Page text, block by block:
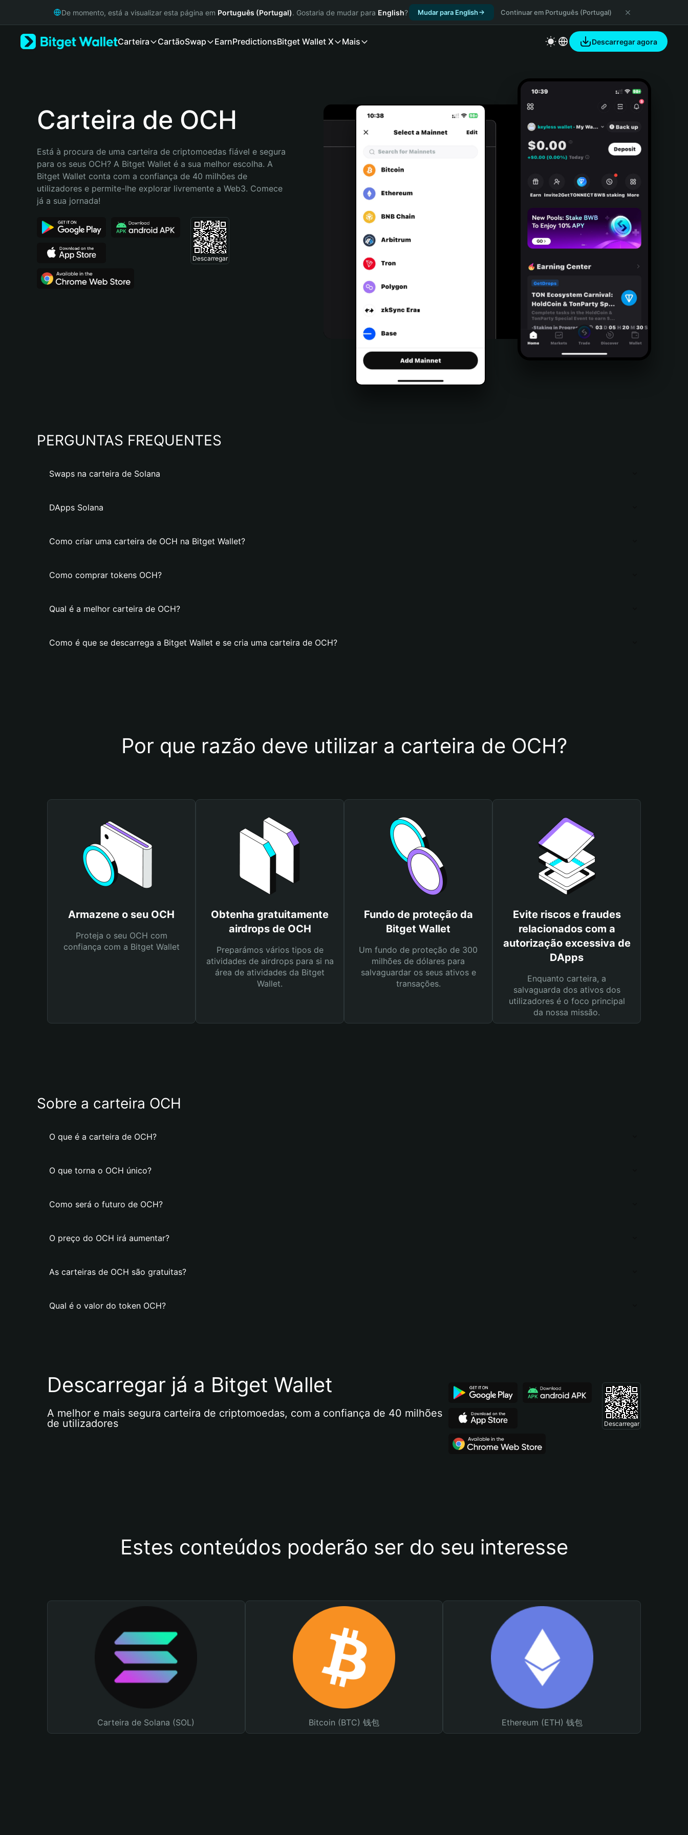
Русский
Bahasa Indonesia
Español (Argentina)
De momento, está a visualizar esta página em Português (Portugal). Gostaria de mudar para English? Mudar para English Continuar em Português (Portugal)
Carteira CartãoSwap EarnPredictionsBitget Wallet X Mais Descarregar agora
Carteira de OCH
Está à procura de uma carteira de criptomoedas fiável e segura
para os seus OCH? A Bitget Wallet é a sua melhor escolha. A
Bitget Wallet conta com a confiança de 40 milhões de
utilizadores e permite-lhe explorar livremente a Web3. Comece
já a sua jornada!
Descarregar
PERGUNTAS FREQUENTES
Swaps na carteira de Solana
DApps Solana
Como criar uma carteira de OCH na Bitget Wallet?
Como comprar tokens OCH?
Qual é a melhor carteira de OCH?
Como é que se descarrega a Bitget Wallet e se cria uma carteira de OCH?
Por que razão deve utilizar a carteira de OCH?
Armazene o seu OCH
Proteja o seu OCH com
confiança com a Bitget Wallet
Obtenha gratuitamente
airdrops de OCH
Preparámos vários tipos de
atividades de airdrops para si na
área de atividades da Bitget
Wallet.
Fundo de proteção da
Bitget Wallet
Um fundo de proteção de 300
milhões de dólares para
salvaguardar os seus ativos e
transações.
Evite riscos e fraudes
relacionados com a
autorização excessiva de
DApps
Enquanto carteira, a
salvaguarda dos ativos dos
utilizadores é o foco principal
da nossa missão.
Sobre a carteira OCH
O que é a carteira de OCH?
O que torna o OCH único?
Como será o futuro de OCH?
O preço do OCH irá aumentar?
As carteiras de OCH são gratuitas?
Qual é o valor do token OCH?
Descarregar já a Bitget Wallet
A melhor e mais segura carteira de criptomoedas, com a confiança de 40 milhões
de utilizadores
Descarregar
Estes conteúdos poderão ser do seu interesse
Carteira de Solana (SOL) Bitcoin (BTC) 钱包 Ethereum (ETH) 钱包